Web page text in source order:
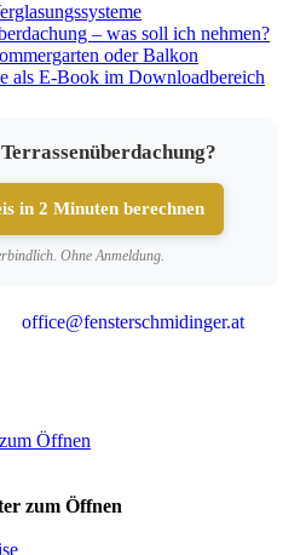
– was soll ich nehmen?
oder Balkon
als E-Book im Downloadbereich
in 2 Minuten berechnen
Ohne Anmeldung.
office@fensterschmidinger.at
zum Öffnen